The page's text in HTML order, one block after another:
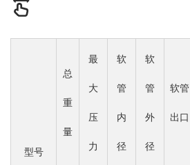
型号
总
重
量
最
大
压
力
软
管
内
径
软
管
外
径
软管
出口